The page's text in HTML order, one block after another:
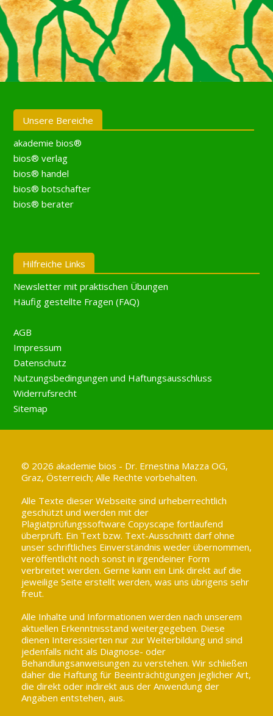
Unsere Bereiche
akademie bios®
bios® verlag
bios® handel
bios® botschafter
bios® berater
Hilfreiche Links
Newsletter mit praktischen Übungen
Häufig gestellte Fragen (FAQ)
AGB
Impressum
Datenschutz
Nutzungsbedingungen und Haftungsausschluss
Widerrufsrecht
Sitemap
© 2026 akademie bios - Dr. Ernestina Mazza OG,
Graz, Österreich; Alle Rechte vorbehalten.
Alle Texte dieser Webseite sind urheberrechtlich
geschützt und werden mit der
Plagiatprüfungssoftware Copyscape fortlaufend
überprüft. Ein Text bzw. Text-Ausschnitt darf ohne
unser schriftliches Einverständnis weder übernommen,
veröffentlicht noch sonst in irgendeiner Form
verbreitet werden. Gerne kann ein Link direkt auf die
jeweilige Seite erstellt werden, was uns übrigens sehr
freut.
Alle Inhalte und Informationen werden nach unserem
aktuellen Erkenntnisstand weitergegeben. Diese
dienen Interessierten nur zur Weiterbildung und sind
jedenfalls nicht als Diagnose- oder
Behandlungsanweisungen zu verstehen. Wir schließen
daher die Haftung für Beeinträchtigungen jeglicher Art,
die direkt oder indirekt aus der Anwendung der
Angaben entstehen, aus.